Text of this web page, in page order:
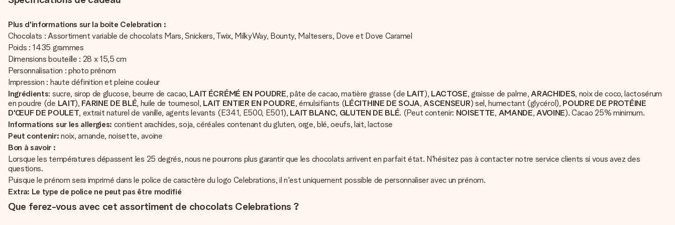
Plus d'informations sur la boite Celebration :
Chocolats : Assortiment variable de chocolats Mars, Snickers, Twix, MilkyWay, Bounty, Maltesers, Dove et Dove Caramel
Poids : 1435 grammes
Dimensions bouteille : 28 x 15,5 cm
Personnalisation : photo prénom
Impression : haute définition et pleine couleur
Ingrédients: sucre, sirop de glucose, beurre de cacao, LAIT ÉCRÉMÉ EN POUDRE, pâte de cacao, matière grasse (de LAIT), LACTOSE, graisse de palme,ARACHIDES, noix de coco, lactosérum
en poudre (de LAIT), FARINE DE BLÉ, huile de tournesol, LAIT ENTIER EN POUDRE, émulsifiants (LÉCITHINE DE SOJA,ASCENSEUR) sel, humectant (glycérol), POUDRE DE PROTÉINE
D'ŒUF DE POULET, extrait naturel de vanille, agents levants (E341, E500, E501), LAIT BLANC, GLUTEN DE BLÉ. (Peut contenir: NOISETTE, AMANDE, AVOINE). Cacao 25% minimum.
Informations sur les allergies: contient arachides, soja, céréales contenant du gluten, orge, blé, oeufs, lait, lactose
Peut contenir:noix, amande, noisette, avoine
Bon à savoir :
Lorsque les températures dépassent les 25 degrés, nous ne pourrons plus garantir que les chocolats arrivent en parfait état. N'hésitez pas à contacter notre service clients si vous avez des
questions.
Puisque le prénom sera imprimé dans le police de caractère du logo Celebrations, il n'est uniquement possible de personnaliser avec un prénom.
Extra: Le type de police ne peut pas être modifié
Que ferez-vous avec cet assortiment de chocolats Celebrations ?